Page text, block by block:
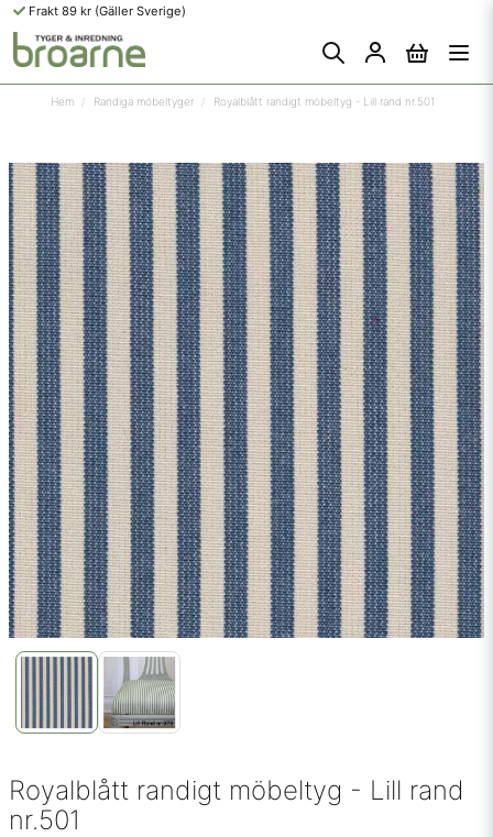
Frakt 89 kr (Gäller Sverige)
Hem Randiga möbeltyger Royalblått randigt möbeltyg - Lill rand nr.501
Royalblått randigt möbeltyg - Lill rand
nr.501